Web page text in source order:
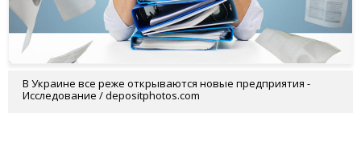
В Украине все реже открываются новые предприятия -
Исследование / depositphotos.com